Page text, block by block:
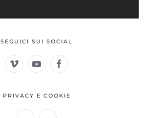
SEGUICI SUI SOCIAL
PRIVACY E COOKIE